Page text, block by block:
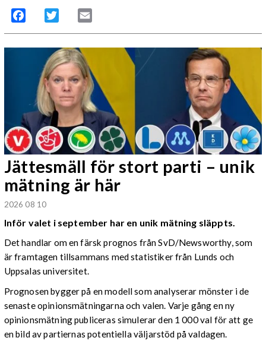
Facebook Twitter
Jättesmäll för stort parti – unik
mätning är här
2026 08 10
Inför valet i september har en unik mätning släppts.
Det handlar om en färsk prognos från SvD/Newsworthy, som
är framtagen tillsammans med statistiker från Lunds och
Uppsalas universitet.
Prognosen bygger på en modell som analyserar mönster i de
senaste opinionsmätningarna och valen. Varje gång en ny
opinionsmätning publiceras simulerar den 1 000 val för att ge
en bild av partiernas potentiella väljarstöd på valdagen.